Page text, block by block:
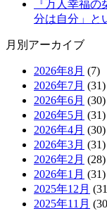
『万人幸福
分は自分」と
月別アーカイブ
2026年8月 (7)
2026年7月 (31)
2026年6月 (30)
2026年5月 (31)
2026年4月 (30)
2026年3月 (31)
2026年2月 (28)
2026年1月 (31)
2025年12月
2025年11月